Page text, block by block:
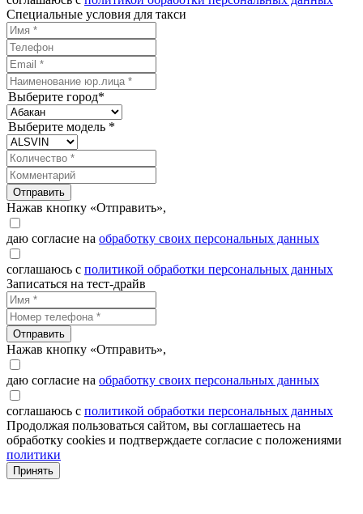
Специальные условия для такси
Выберите город*
Выберите модель *
Отправить
Нажав кнопку «Отправить»,
даю согласие на обработку своих персональных данных
соглашаюсь с политикой обработки персональных данных
Записаться на тест-драйв
Отправить
Нажав кнопку «Отправить»,
даю согласие на обработку своих персональных данных
соглашаюсь с политикой обработки персональных данных
Продолжая пользоваться сайтом, вы соглашаетесь на
обработку cookies и подтверждаете согласие с положениями
политики
Принять